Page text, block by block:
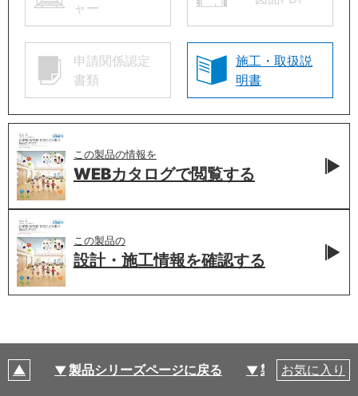
ャー
申請関係認定
書類
施工・取扱説
明書
この製品の情報を
WEBカタログで閲覧する
この製品の
設計・施工情報を確認する
製品シリーズページに戻る 製品仕様
お気に入り